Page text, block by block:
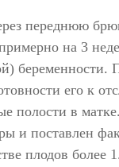
переднюю
на 3
беременности.
его к
полости в
и поставлен
плодов более